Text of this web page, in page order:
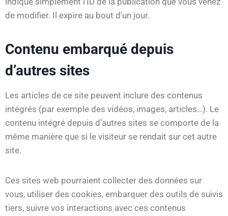
de modifier. Il expire au bout d’un jour.
Contenu embarqué depuis
d’autres sites
Les articles de ce site peuvent inclure des contenus
intégrés (par exemple des vidéos, images, articles…). Le
contenu intégré depuis d’autres sites se comporte de la
même manière que si le visiteur se rendait sur cet autre
site.
Ces sites web pourraient collecter des données sur
vous, utiliser des cookies, embarquer des outils de suivis
tiers, suivre vos interactions avec ces contenus